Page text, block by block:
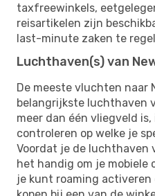
taxfreewinkels,
reisartikelen zijn
last-minute zaken te
Luchthaven(s) van
De meeste vluchten naar
belangrijkste luchthaven
meer dan één vliegveld
controleren op welke je
Voordat je de luchthaven
het handig om je
je kunt roaming activeren